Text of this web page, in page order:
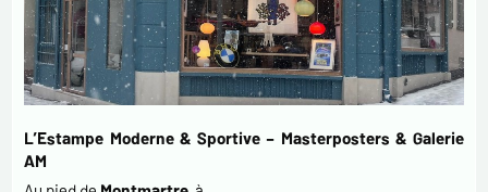
L’Estampe Moderne & Sportive – Masterposters & Galerie
AM